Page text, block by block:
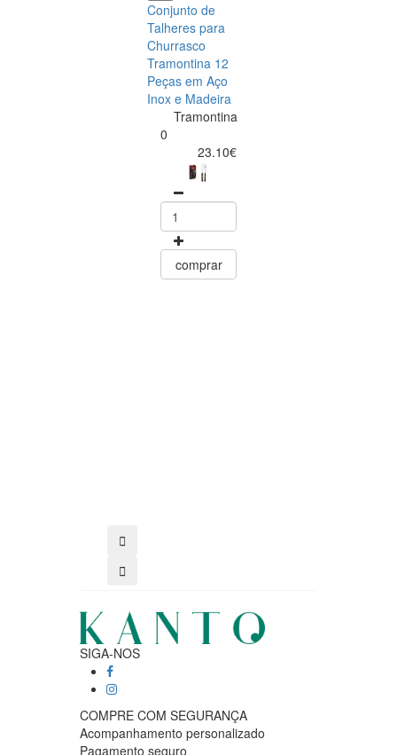
Conjunto de
Talheres para
Churrasco
Tramontina 12
Peças em Aço
Inox e Madeira
Tramontina
0
23.10€
comprar
SIGA-NOS
COMPRE COM SEGURANÇA
Acompanhamento personalizado
Pagamento seguro